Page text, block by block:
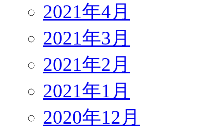
2021年4月
2021年3月
2021年2月
2021年1月
2020年12月